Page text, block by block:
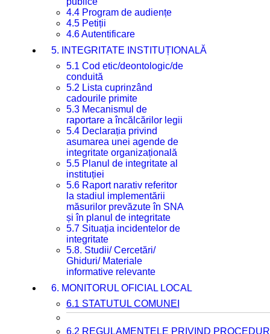
4.4 Program de audiențe
4.5 Petiții
4.6 Autentificare
5. INTEGRITATE INSTITUȚIONALĂ
5.1 Cod etic/deontologic/de
conduită
5.2 Lista cuprinzând
cadourile primite
5.3 Mecanismul de
raportare a încălcărilor legii
5.4 Declarația privind
asumarea unei agende de
integritate organizațională
5.5 Planul de integritate al
instituției
5.6 Raport narativ referitor
la stadiul implementării
măsurilor prevăzute în SNA
și în planul de integritate
5.7 Situația incidentelor de
integritate
5.8. Studii/ Cercetări/
Ghiduri/ Materiale
informative relevante
6. MONITORUL OFICIAL LOCAL
6.1 STATUTUL COMUNEI
6.2 REGULAMENTELE PRIVIND